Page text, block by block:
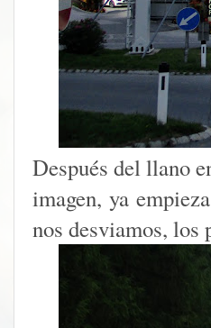
Después del llano
imagen, ya
nos desviamos, los